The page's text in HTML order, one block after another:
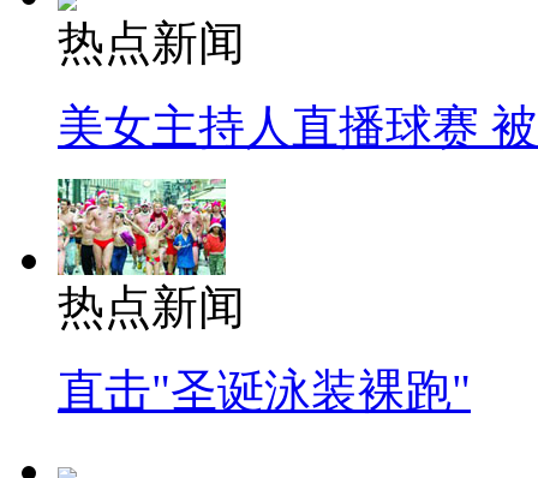
热点新闻
美女主持人直播球赛
热点新闻
直击"圣诞泳装裸跑"